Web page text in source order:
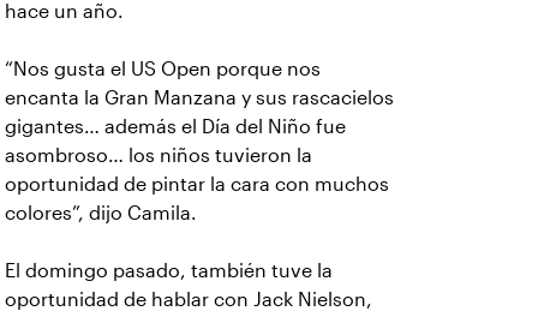
hace un año.
“Nos gusta el US Open porque nos
encanta la Gran Manzana y sus rascacielos
gigantes… además el Día del Niño fue
asombroso… los niños tuvieron la
oportunidad de pintar la cara con muchos
colores”, dijo Camila.
El domingo pasado, también tuve la
oportunidad de hablar con Jack Nielson,